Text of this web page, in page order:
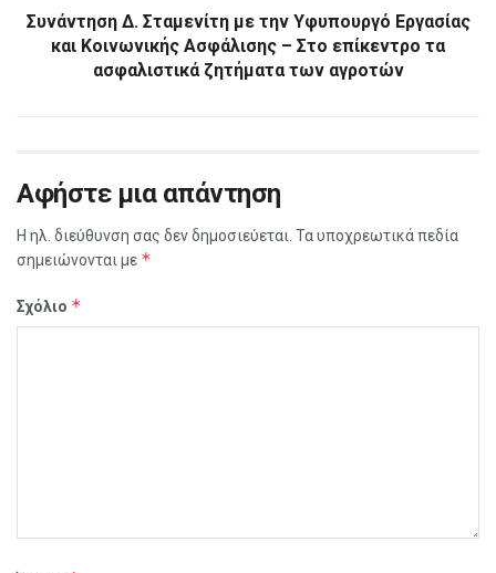
Συνάντηση Δ. Σταμενίτη με την Υφυπουργό Εργασίας
και Κοινωνικής Ασφάλισης – Στο επίκεντρο τα
ασφαλιστικά ζητήματα των αγροτών
Αφήστε μια απάντηση
Η ηλ. διεύθυνση σας δεν δημοσιεύεται. Τα υποχρεωτικά πεδία
σημειώνονται με *
Σχόλιο *